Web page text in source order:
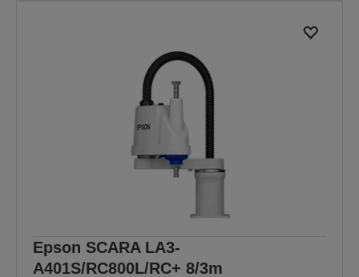
Epson SCARA LA3-
A401S/RC800L/RC+ 8/3m